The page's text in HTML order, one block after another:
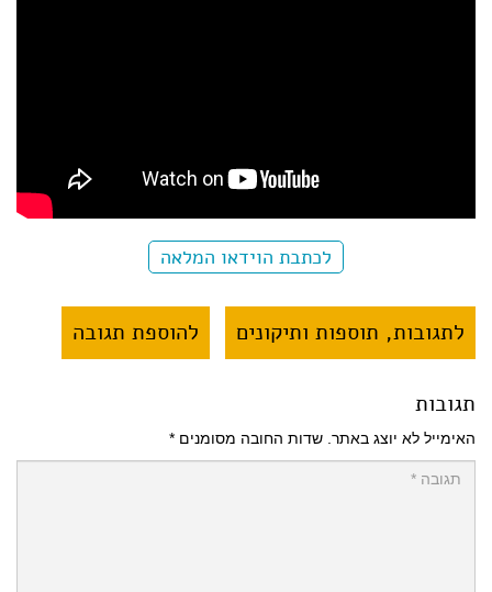
לכתבת הוידאו המלאה
לתגובות, תוספות ותיקונים להוספת תגובה
תגובות
האימייל לא יוצג באתר. שדות החובה מסומנים *